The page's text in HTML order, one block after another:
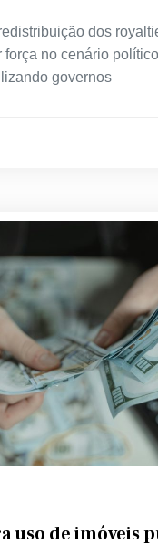
dos
força no cenário
governos
uso de imóveis